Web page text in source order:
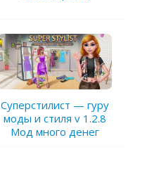
Суперстилист — гуру
моды и стиля v 1.2.8
Мод много денег